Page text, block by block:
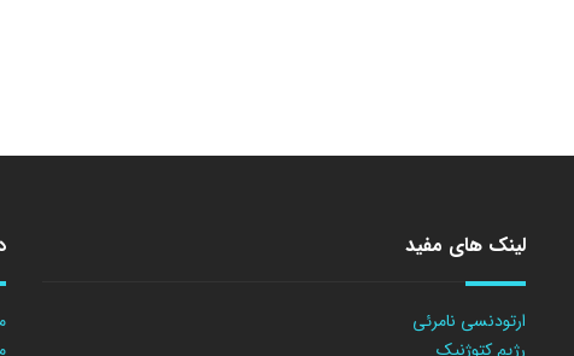
لینک های مفید
ارتودنسی نامرئی
رژیم کتوژنیک